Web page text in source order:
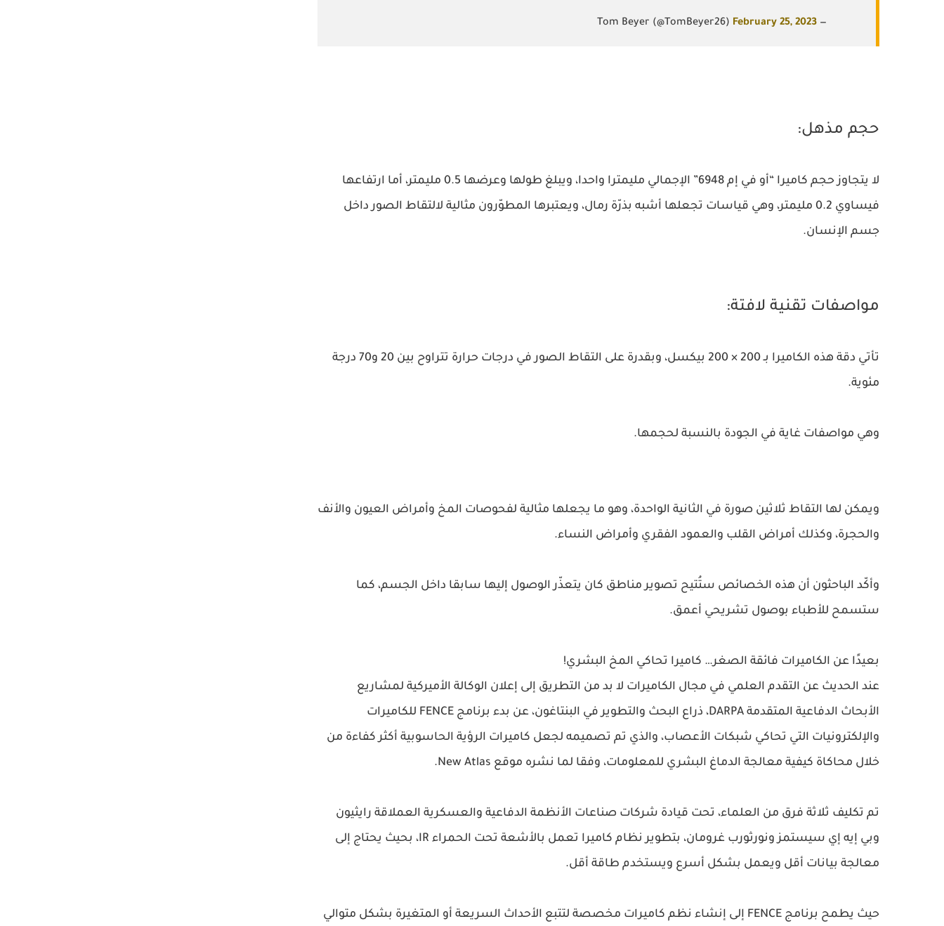
— Tom Beyer (@TomBeyer26)
February 25, 2023
حجم مذهل:
لا يتجاوز حجم كاميرا “أو في إم 6948” الإجمالي مليمترا واحدا، ويبلغ طولها وعرضها 0.5 مليمتر، أما ارتفاعها
فيساوي 0.2 مليمتر، وهي قياسات تجعلها أشبه بذرّة رمال، ويعتبرها المطوّرون مثالية لالتقاط الصور داخل
جسم الإنسان.
مواصفات تقنية لافتة:
تأتي دقة هذه الكاميرا بـ 200 × 200 بيكسل، وبقدرة على التقاط الصور في درجات حرارة تتراوح بين 20 و70 درجة
مئوية.
وهي مواصفات غاية في الجودة بالنسبة لحجمها.
ويمكن لها التقاط ثلاثين صورة في الثانية الواحدة، وهو ما يجعلها مثالية لفحوصات المخ وأمراض العيون والأنف
والحجرة، وكذلك أمراض القلب والعمود الفقري وأمراض النساء.
وأكّد الباحثون أن هذه الخصائص ستُتيح تصوير مناطق كان يتعذّر الوصول إليها سابقا داخل الجسم، كما
ستسمح للأطباء بوصول تشريحي أعمق.
بعيدًا عن الكاميرات فائقة الصغر… كاميرا تحاكي المخ البشري!
عند الحديث عن التقدم العلمي في مجال الكاميرات لا بد من التطريق إلى إعلان الوكالة الأميركية لمشاريع
الأبحاث الدفاعية المتقدمة DARPA، ذراع البحث والتطوير في البنتاغون، عن بدء برنامج FENCE للكاميرات
والإلكترونيات التي تحاكي شبكات الأعصاب، والذي تم تصميمه لجعل كاميرات الرؤية الحاسوبية أكثر كفاءة من
خلال محاكاة كيفية معالجة الدماغ البشري للمعلومات، وفقا لما نشره موقع New Atlas.
تم تكليف ثلاثة فرق من العلماء، تحت قيادة شركات صناعات الأنظمة الدفاعية والعسكرية العملاقة رايثيون
وبي إيه إي سيستمز ونورثورب غرومان، بتطوير نظام كاميرا تعمل بالأشعة تحت الحمراء IR، بحيث يحتاج إلى
معالجة بيانات أقل ويعمل بشكل أسرع ويستخدم طاقة أقل.
حيث يطمح برنامج FENCE إلى إنشاء نظم كاميرات مخصصة لتتبع الأحداث السريعة أو المتغيرة بشكل متوالي